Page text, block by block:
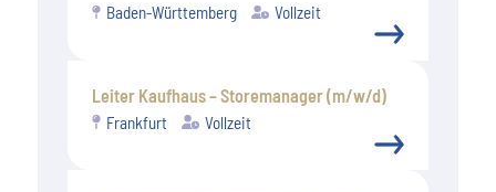
Baden-Württemberg Vollzeit
Leiter Kaufhaus – Storemanager (m/w/d)
Frankfurt Vollzeit